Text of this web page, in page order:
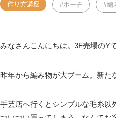
作り方講座 ポーチ 編
みなさんこんにちは。3F売場のYで
昨年から編み物が大ブーム。新た
手芸店へ行くとシンプルな毛糸以